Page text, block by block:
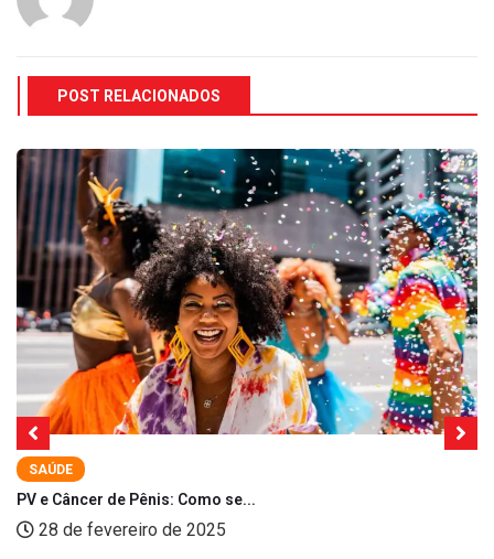
POST RELACIONADOS
SAÚDE
PV e Câncer de Pênis: Como se...
28 de fevereiro de 2025